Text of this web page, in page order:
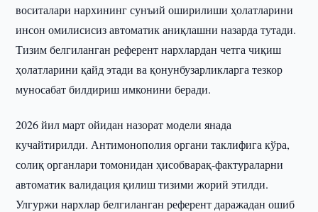
воситалари нархининг сунъий оширилиши ҳолатларини
инсон омилисисиз автоматик аниқлашни назарда тутади.
Тизим белгиланган референт нархлардан четга чиқиш
ҳолатларини қайд этади ва қонунбузарликларга тезкор
муносабат билдириш имконини беради.
2026 йил март ойидан назорат модели янада
кучайтирилди. Антимонополия органи таклифига кўра,
солиқ органлари томонидан ҳисобварақ-фактураларни
автоматик валидация қилиш тизими жорий этилди.
Улгуржи нархлар белгиланган референт даражадан ошиб